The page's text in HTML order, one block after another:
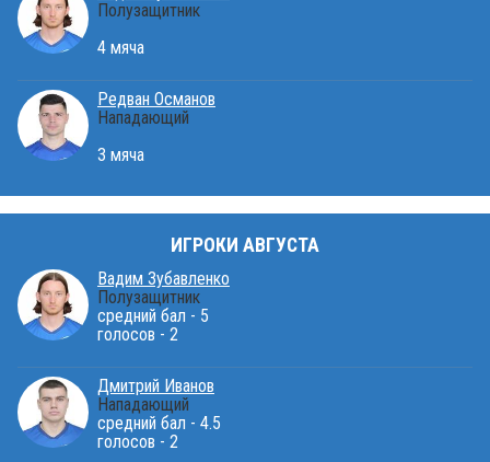
Полузащитник
4 мяча
Редван Османов
Нападающий
3 мяча
ИГРОКИ АВГУСТА
Вадим Зубавленко
Полузащитник
средний бал - 5
голосов - 2
Дмитрий Иванов
Нападающий
средний бал - 4.5
голосов - 2